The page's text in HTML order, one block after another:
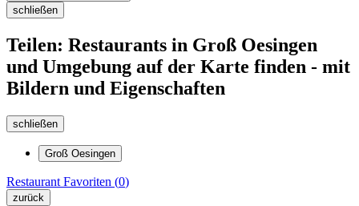
schließen
Teilen: Restaurants in Groß Oesingen
und Umgebung auf der Karte finden - mit
Bildern und Eigenschaften
schließen
Groß Oesingen
Restaurant Favoriten (0)
zurück